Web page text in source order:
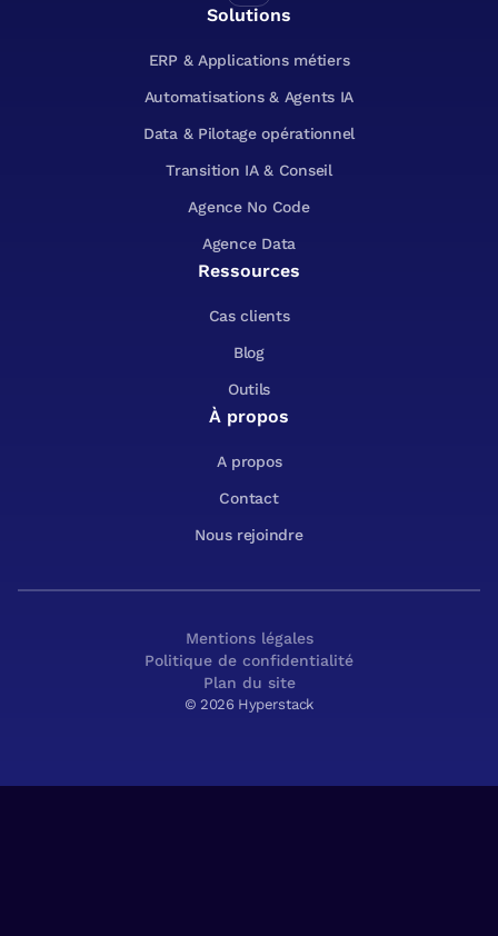
Solutions
ERP & Applications métiers
Automatisations & Agents IA
Data & Pilotage opérationnel
Transition IA & Conseil
Agence No Code
Agence Data
Ressources
Cas clients
Blog
Outils
À propos
A propos
Contact
Nous rejoindre
© 2026 Hyperstack
Mentions légales
Politique de confidentialité
Plan du site